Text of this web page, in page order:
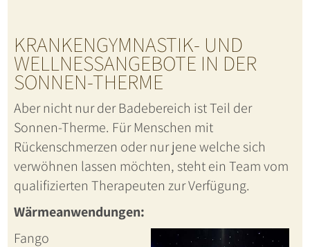
KRANKENGYMNASTIK- UND
WELLNESSANGEBOTE IN DER
SONNEN-THERME
Aber nicht nur der Badebereich ist Teil der
Sonnen-Therme. Für Menschen mit
Rückenschmerzen oder nur jene welche sich
verwöhnen lassen möchten, steht ein Team vom
qualifizierten Therapeuten zur Verfügung.
Wärmeanwendungen:
Fango